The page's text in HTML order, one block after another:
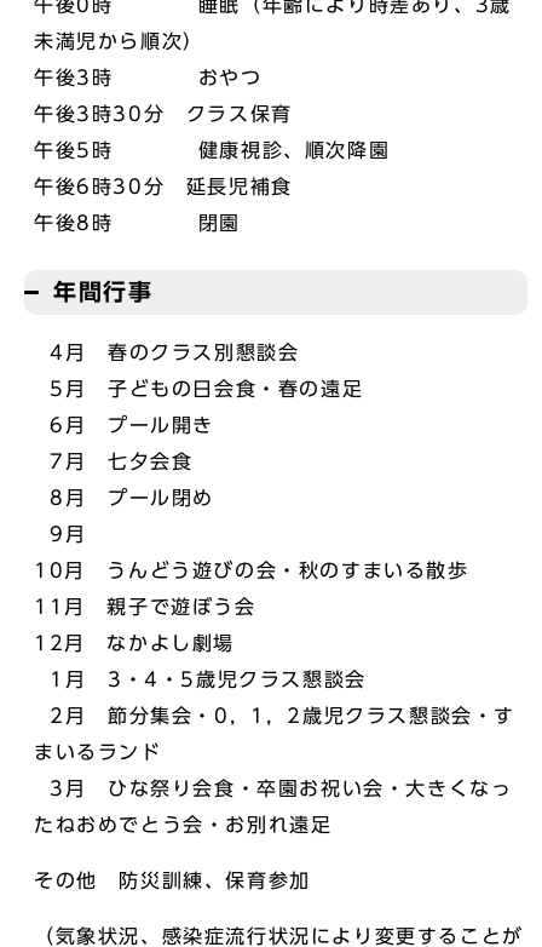
午後0時 睡眠（年齢により時差あり、3歳
未満児から順次）
午後3時 おやつ
午後3時30分 クラス保育
午後5時 健康視診、順次降園
午後6時30分 延長児補食
午後8時 閉園
年間行事
4月 春のクラス別懇談会
5月 子どもの日会食・春の遠足
6月 プール開き
7月 七夕会食
8月 プール閉め
9月
10月 うんどう遊びの会・秋のすまいる散歩
11月 親子で遊ぼう会
12月 なかよし劇場
1月 3・4・5歳児クラス懇談会
2月 節分集会・0，1，2歳児クラス懇談会・す
まいるランド
3月 ひな祭り会食・卒園お祝い会・大きくなっ
たねおめでとう会・お別れ遠足
その他 防災訓練、保育参加
（気象状況、感染症流行状況により変更することが